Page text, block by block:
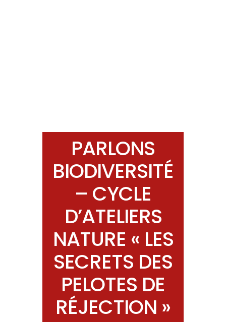
PARLONS
BIODIVERSITÉ
– CYCLE
D’ATELIERS
NATURE « LES
SECRETS DES
PELOTES DE
RÉJECTION »